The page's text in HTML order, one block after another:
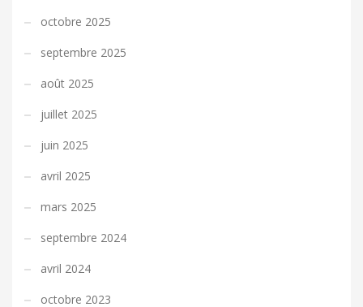
octobre 2025
septembre 2025
août 2025
juillet 2025
juin 2025
avril 2025
mars 2025
septembre 2024
avril 2024
octobre 2023